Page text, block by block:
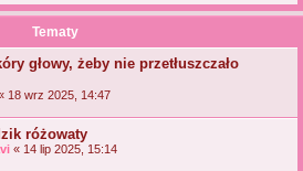
Tematy
głowy, żeby nie przetłuszczało
18 wrz 2025, 14:47
różowaty
« 14 lip 2025, 15:14